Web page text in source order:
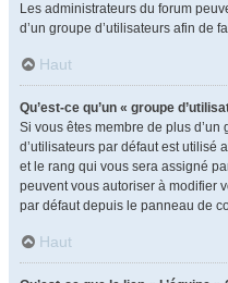
Les administrateurs du forum
d’un groupe d’utilisateurs afin de
Haut
Qu’est-ce qu’un « groupe
Si vous êtes membre de plus d’un
d’utilisateurs par défaut est utilisé
et le rang qui vous sera assigné
peuvent vous autoriser à modifier
par défaut depuis le panneau de
Haut